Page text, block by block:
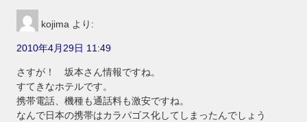
kojima より:
2010年4月29日 11:49
さすが！ 坂本さん情報ですね。
すてきなホテルです。
携帯電話、機種も通話料も激安ですね。
なんで日本の携帯はカラパゴス化してしまったんでしょう